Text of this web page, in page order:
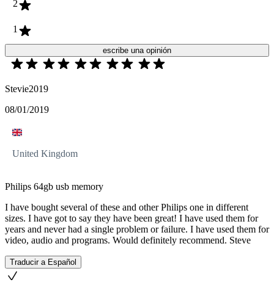
2
1
escribe una opinión
Stevie2019
08/01/2019
United Kingdom
Philips 64gb usb memory
I have bought several of these and other Philips one in different
sizes. I have got to say they have been great! I have used them for
years and never had a single problem or failure. I have used them for
video, audio and programs. Would definitely recommend. Steve
Traducir a Español